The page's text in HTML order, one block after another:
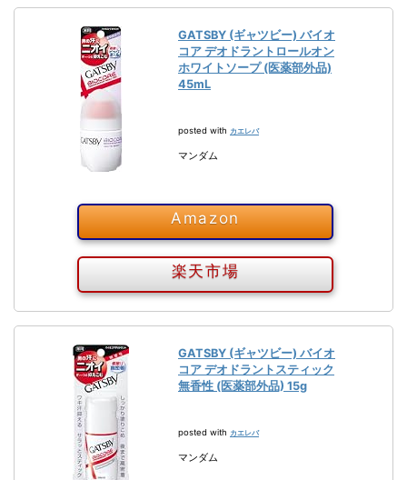
GATSBY (ギャツビー) バイオ
コア デオドラントロールオン
ホワイトソープ (医薬部外品)
45mL
posted with カエレバ
マンダム
Amazon
楽天市場
GATSBY (ギャツビー) バイオ
コア デオドラントスティック
無香性 (医薬部外品) 15g
posted with カエレバ
マンダム